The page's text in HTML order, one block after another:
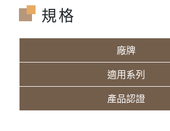
規格
廠牌
適用系列
產品認證